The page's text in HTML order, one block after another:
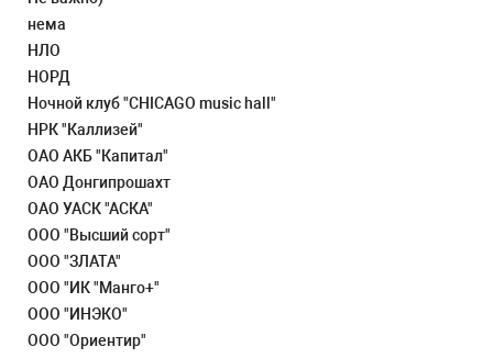
нема
НЛО
НОРД
Ночной клуб "CHICAGO music hall"
НРК "Каллизей"
ОАО АКБ "Капитал"
ОАО Донгипрошахт
ОАО УАСК "АСКА"
ООО "Высший сорт"
ООО "ЗЛАТА"
ООО "ИК "Манго+"
ООО "ИНЭКО"
ООО "Ориентир"